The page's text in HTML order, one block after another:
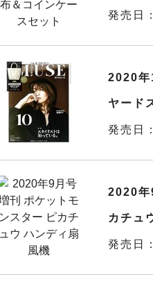
発売日
2020
ヤード
発売日
2020年
カチュ
発売日